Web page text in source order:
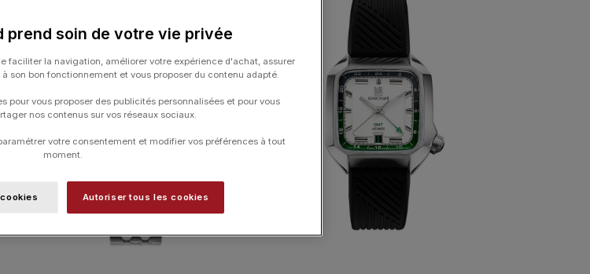
prend soin de votre vie privée
faciliter la navigation, améliorer votre expérience d'achat, assurer
son bon fonctionnement et vous proposer du contenu adapté.
pour vous proposer des publicités personnalisées et pour vous
nos contenus sur vos réseaux sociaux.
votre consentement et modifier vos préférences à tout
moment.
Autoriser tous les cookies